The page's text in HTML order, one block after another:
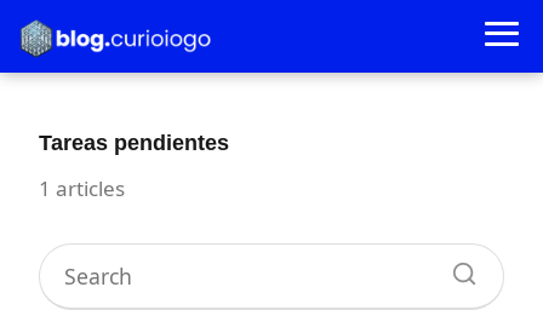
Tareas pendientes
1 articles